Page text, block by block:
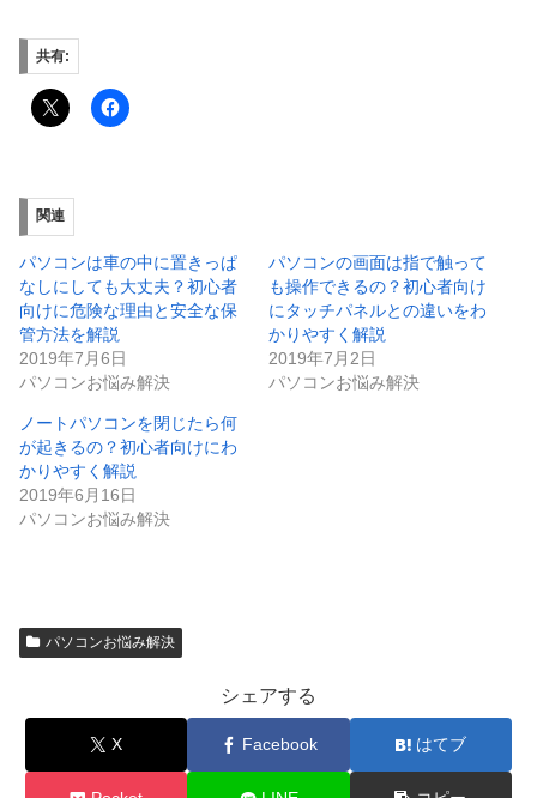
共有:
関連
パソコンは車の中に置きっぱ
なしにしても大丈夫？初心者
向けに危険な理由と安全な保
管方法を解説
2019年7月6日
パソコンお悩み解決
パソコンの画面は指で触って
も操作できるの？初心者向け
にタッチパネルとの違いをわ
かりやすく解説
2019年7月2日
パソコンお悩み解決
ノートパソコンを閉じたら何
が起きるの？初心者向けにわ
かりやすく解説
2019年6月16日
パソコンお悩み解決
パソコンお悩み解決
シェアする
X Facebook はてブ